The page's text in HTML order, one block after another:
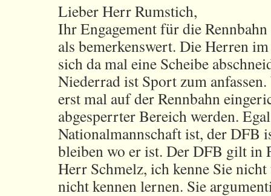
Lieber Herr Rumstich,
Ihr Engagement für die
als bemerkenswert. Die Herren
sich da mal eine Scheibe
Niederrad ist Sport zum
erst mal auf der Rennbahn
abgesperrter Bereich werden.
Nationalmannschaft ist, der DFB
bleiben wo er ist. Der DFB gilt in
Herr Schmelz, ich kenne Sie
nicht kennen lernen. Sie